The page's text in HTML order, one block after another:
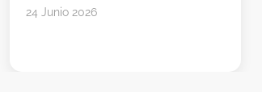
24 Junio 2026